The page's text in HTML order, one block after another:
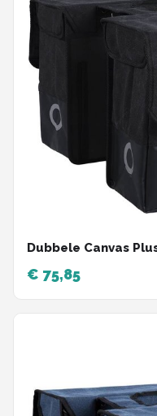
Dubbele Canvas
€ 75,85